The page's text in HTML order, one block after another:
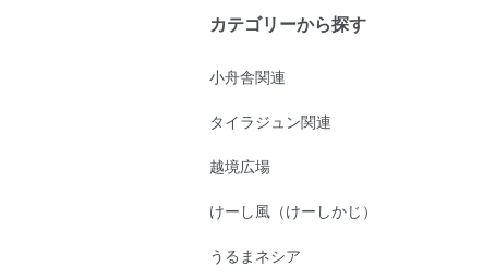
カテゴリーから探す
小舟舎関連
タイラジュン関連
越境広場
けーし風（けーしかじ）
うるまネシア